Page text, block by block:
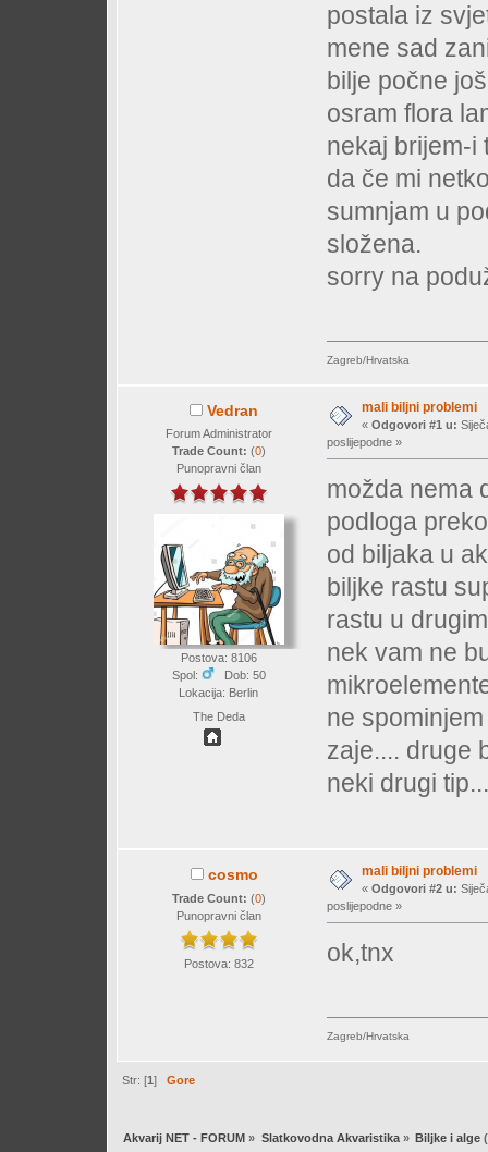
postala iz
mene sad
bilje počne
osram flora
nekaj brijem-i
da če mi
sumnjam u
složena.
sorry na
Zagreb/Hrvatska
Vedran
Forum Administrator
Trade Count: (0)
Punopravni član
Postova: 8106
Spol:
Dob: 50
Lokacija: Berlin
The Deda
mali biljni problemi
« Odgovori #1 u:
poslijepodne »
možda nema
podloga
od biljaka u
biljke rastu
rastu u
nek vam ne
ne
zaje.... druge
neki drugi tip...
cosmo
Trade Count: (0)
Punopravni član
Postova: 832
mali biljni problemi
« Odgovori #2 u:
poslijepodne »
ok,tnx
Zagreb/Hrvatska
Str: [1]Gore
Akvarij NET - FORUM » Slatkovodna Akvaristika» Biljke i alge